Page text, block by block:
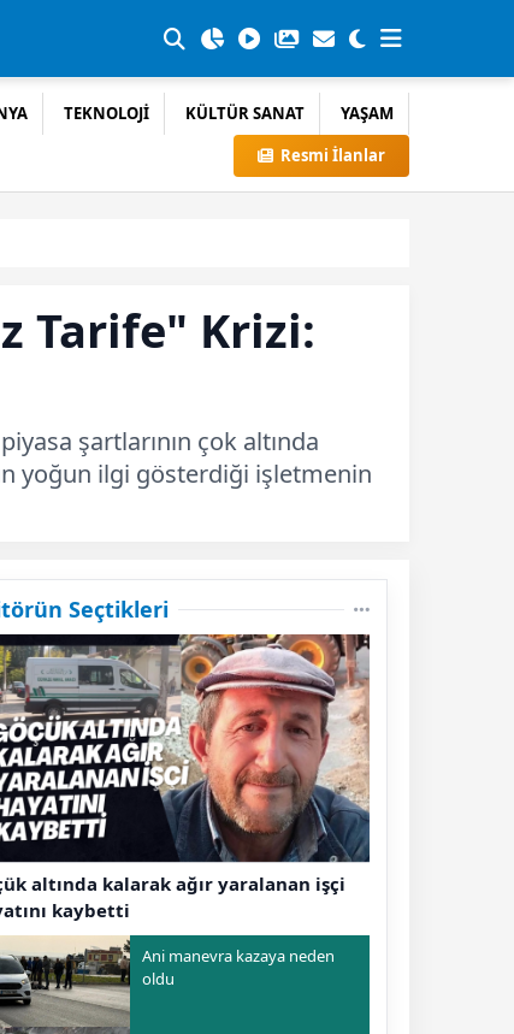
TEKNOLOJİ KÜLTÜR SANAT
YAŞAM
Resmi İlanlar
Tarife" Krizi:
şartlarının çok altında
yoğun ilgi gösterdiği işletmenin
Seçtikleri
altında kalarak ağır yaralanan işçi
kaybetti
Ani manevra kazaya neden
oldu